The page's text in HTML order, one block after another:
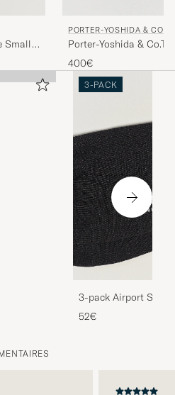
Small
PORTER-YOSHIDA & CO.
Porter-Yoshida &
Vertical BagBlack
400€
3-PACK
3-pack Airport
Melange
52€